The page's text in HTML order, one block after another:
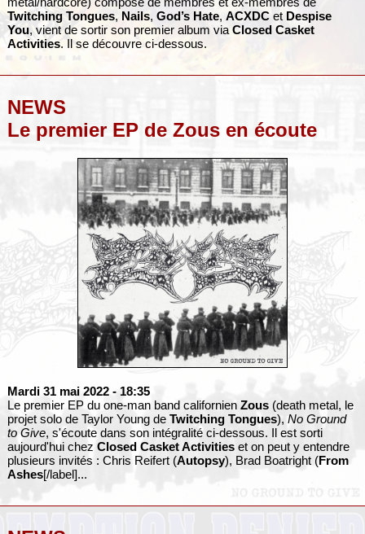
Twitching Tongues, Nails, God’s Hate, ACXDCet Despise
You, vient de sortir son premier album via Closed Casket
Activities. Il se découvre ci-dessous.
NEWS
Le premier EP de Zous en écoute
Mardi 31 mai 2022 - 18:35
Le premier EP du one-man band californien Zous(death metal, le
projet solo de Taylor Young de Twitching Tongues), No Ground
to Give, s'écoute dans son intégralité ci-dessous. Il est sorti
aujourd'hui chez Closed Casket Activitieset on peut y entendre
plusieurs invités : Chris Reifert (Autopsy), Brad Boatright (From
Ashes[/label]...